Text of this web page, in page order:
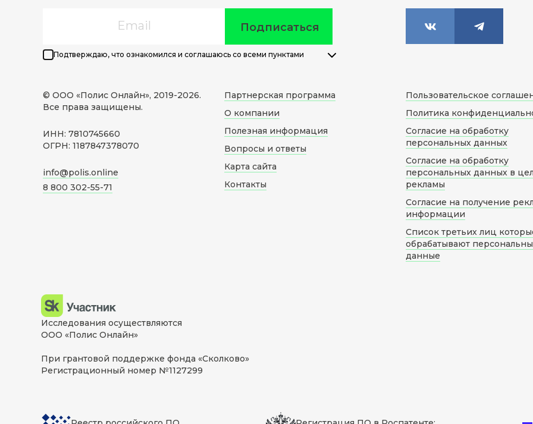
Подписаться
Подтверждаю, что ознакомился и соглашаюсь со всеми пунктами
© ООО «Полис Онлайн», 2019-2026.
Все права защищены.
ИНН: 7810745660
ОГРН: 1187847378070
info@polis.online
8 800 302-55-71
Партнерская программа
О компании
Полезная информация
Вопросы и ответы
Карта сайта
Контакты
Пользовательское
Политика
Согласие на обработку
персональных данных
Согласие на обработку
персональных данных в
рекламы
Согласие на получение
информации
Список третьих лиц
обрабатывают
данные
Исследования осуществляются
ООО «Полис Онлайн»
При грантовой поддержке фонда «Сколково»
Регистрационный номер №1127299